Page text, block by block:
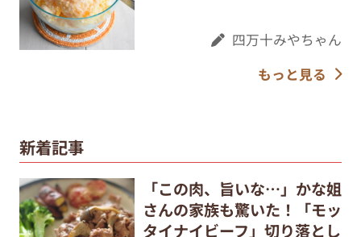
四万十みやちゃん
もっと見る
新着記事
「この肉、旨いな…」かな姐
さんの家族も驚いた！「モッ
タイナイビーフ」切り落とし